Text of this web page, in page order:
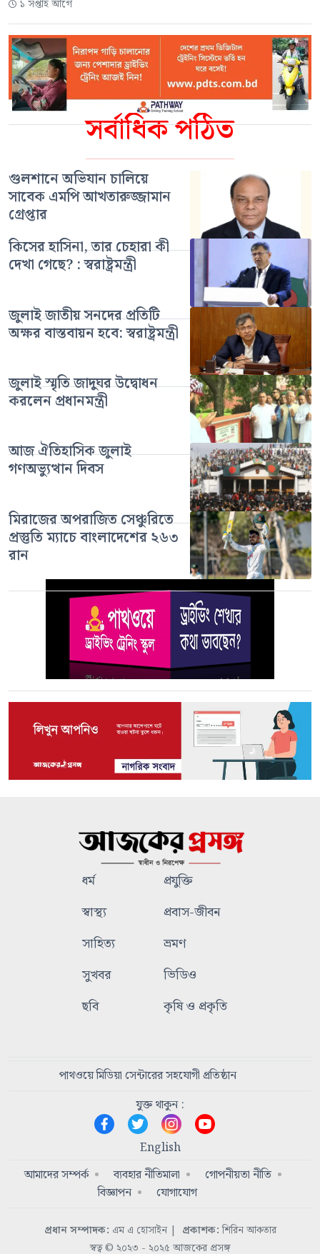
সর্বাধিক পঠিত
গুলশানে অভিযান চালিয়ে
সাবেক এমপি আখতারুজ্জামান
গ্রেপ্তার
কিসের হাসিনা, তার চেহারা কী
দেখা গেছে? : স্বরাষ্ট্রমন্ত্রী
জুলাই জাতীয় সনদের প্রতিটি
অক্ষর বাস্তবায়ন হবে: স্বরাষ্ট্রমন্ত্রী
জুলাই স্মৃতি জাদুঘর উদ্বোধন
করলেন প্রধানমন্ত্রী
আজ ঐতিহাসিক জুলাই
গণঅভ্যুত্থান দিবস
মিরাজের অপরাজিত সেঞ্চুরিতে
প্রস্তুতি ম্যাচে বাংলাদেশের ২৬৩
রান
১ সপ্তাহ আগে
ধর্ম
প্রযুক্তি
স্বাস্থ্য
প্রবাস-জীবন
সাহিত্য
ভ্রমণ
সুখবর
ভিডিও
ছবি
কৃষি ও প্রকৃতি
পাথওয়ে মিডিয়া সেন্টারের সহযোগী প্রতিষ্ঠান
যুক্ত থাকুন :
English
আমাদের সম্পর্ক
ব্যবহার নীতিমালা
গোপনীয়তা নীতি
বিজ্ঞাপন
যোগাযোগ
প্রধান সম্পাদক: এম এ হোসাইন | প্রকাশক:শিরিন আকতার
স্বত্ব © ২০২৩ - ২০২৫ আজকের প্রসঙ্গ